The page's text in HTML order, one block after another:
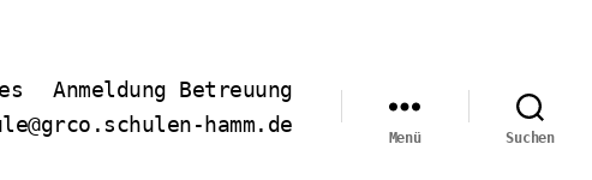
Anmeldung Betreuung
hamm.de
Menü Suchen